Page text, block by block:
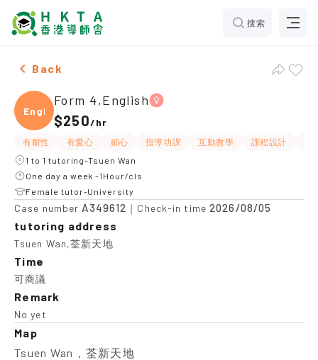
搜索
Female Form 4,English，Tsuen Wan Tuition
Back
Engli
Form 4,English
$250/hr
有耐性 有愛心 細心 指導功課 互動教學 課程設計
1 to 1 tutoring-Tsuen Wan
One day a week -1Hour/cls
Female tutor-University
Case number A349612 ｜Check-in time2026/08/05
tutoring address
Tsuen Wan,荃新天地
Time
可商議
Remark
No yet
Map
Tsuen Wan，荃新天地